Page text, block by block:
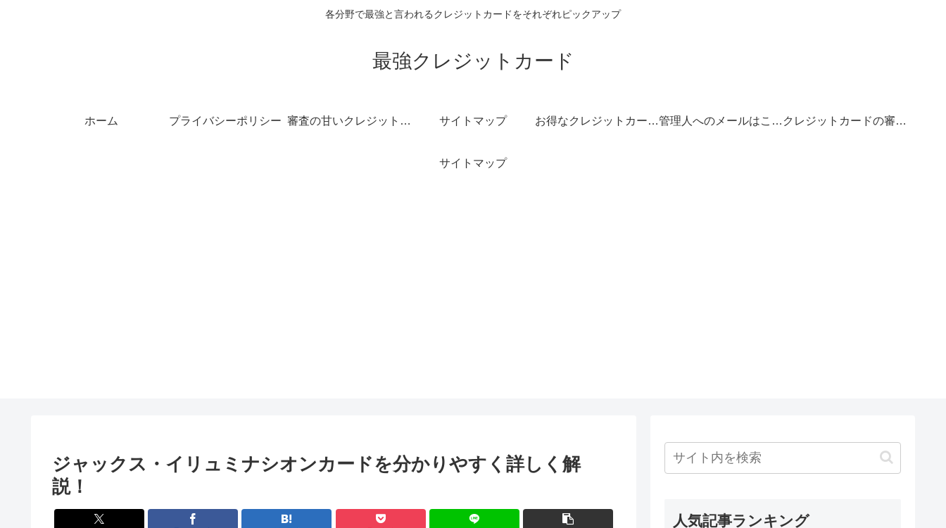
各分野で最強と言われるクレジットカードをそれぞれピックアップ
最強クレジットカード
ホーム プライバシーポリシー 審査の甘いクレジットカード サイトマップ お得なクレジットカードの選び方 管理人へのメールはこちら クレジットカードの審査基準
サイトマップ
ジャックス・イリュミナシオンカードを分かりやすく詳しく解
説！
人気記事ランキング